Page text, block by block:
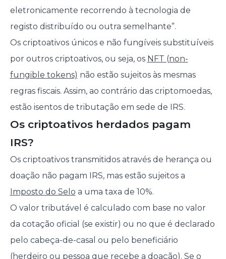
eletronicamente recorrendo à tecnologia de
registo distribuído ou outra semelhante”.
Os criptoativos únicos e não fungíveis substituíveis
por outros criptoativos, ou seja, os NFT (non-
fungible tokens) não estão sujeitos às mesmas
regras fiscais. Assim, ao contrário das criptomoedas,
estão isentos de tributação em sede de IRS.
Os criptoativos herdados pagam
IRS?
Os criptoativos transmitidos através de herança ou
doação não pagam IRS, mas estão sujeitos a
Imposto do Selo a uma taxa de 10%.
O valor tributável é calculado com base no valor
da cotação oficial (se existir) ou no que é declarado
pelo cabeça-de-casal ou pelo beneficiário
(herdeiro ou pessoa que recebe a doação). Se o